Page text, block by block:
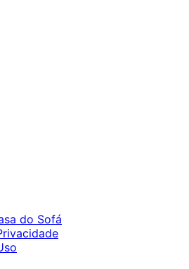
do Sofá